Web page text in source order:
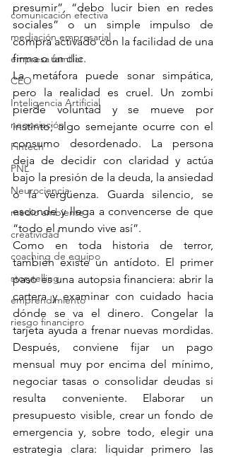
comunicación efectiva
mediación empresarial
empresa familiar
CEO
Inteligencia Artificial
negociación
Fintech
PNL
Neurociencia
medio ambiente
creatividad
coaching de equipo
storytelling
emprendimiento
riesgo financiero
presumir”, “debo lucir bien en redes
sociales” o un simple impulso de
compra activado con la facilidad de una
firma o un clic.
La metáfora puede sonar simpática,
pero la realidad es cruel. Un zombi
pierde voluntad y se mueve por
instinto; algo semejante ocurre con el
consumo desordenado. La persona
deja de decidir con claridad y actúa
bajo la presión de la deuda, la ansiedad
o la vergüenza. Guarda silencio, se
esconde y llega a convencerse de que
“todo el mundo vive así”.
Como en toda historia de terror,
también existe un antídoto. El primer
paso es una autopsia financiera: abrir la
cartera y examinar con cuidado hacia
dónde se va el dinero. Congelar la
tarjeta ayuda a frenar nuevas mordidas.
Después, conviene fijar un pago
mensual muy por encima del mínimo,
negociar tasas o consolidar deudas si
resulta conveniente. Elaborar un
presupuesto visible, crear un fondo de
emergencia y, sobre todo, elegir una
estrategia clara: liquidar primero las